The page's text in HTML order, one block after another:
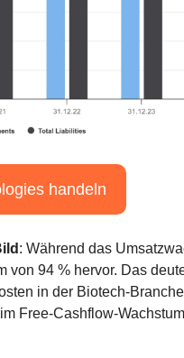
handeln
: Während das
von 94 % hervor. Das
in der Biotech-
Free-Cashflow-